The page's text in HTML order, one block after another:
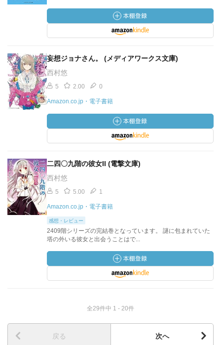
妄想ジョナさん。 (メディアワークス文庫)
西村悠
5 2.00 0
Amazon.co.jp・電子書籍
二四〇九階の彼女II (電撃文庫)
西村悠
5 5.00 1
Amazon.co.jp・電子書籍
感想・レビュー
2409階シリーズの完結巻となっています。 謎に包まれていた
塔の外いる彼女と出会うことはで...
全29件中 1 - 20件
戻る 次へ